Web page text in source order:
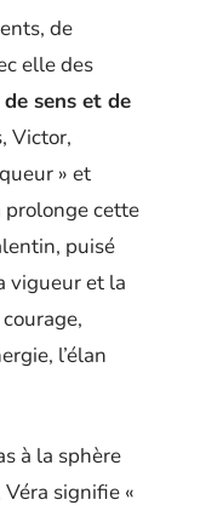
de
elle des
sens et de
Victor,
» et
prolonge cette
puisé
vigueur et la
l’élan
à la sphère
signifie «